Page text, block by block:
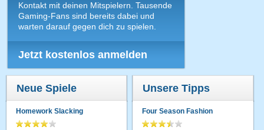
Kontakt mit deinen Mitspielern. Tausende
Gaming-Fans sind bereits dabei und
warten darauf gegen dich zu spielen.
Jetzt kostenlos anmelden
Neue Spiele
Homework Slacking
Unsere Tipps
Four Season Fashion